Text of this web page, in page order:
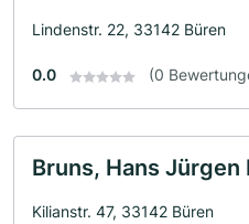
Lindenstr. 22, 33142 Büren
0.0 (0
Bruns, Hans Jürgen
Kilianstr. 47, 33142 Büren